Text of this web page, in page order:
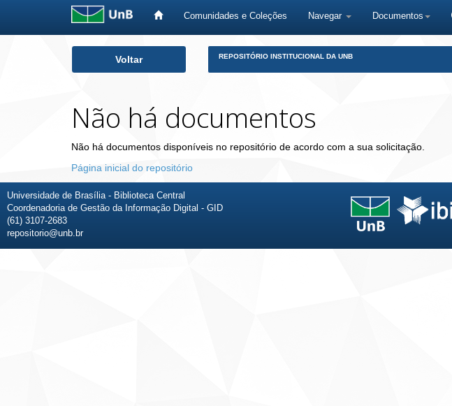
Comunidades e Coleções Navegar Documentos
Voltar REPOSITÓRIO INSTITUCIONAL DA UNB
Não há documentos
Não há documentos disponíveis no repositório de acordo com a sua solicitação.
Página inicial do repositório
Universidade de Brasília - Biblioteca Central
Coordenadoria de Gestão da Informação Digital - GID
(61) 3107-2683
repositorio@unb.br